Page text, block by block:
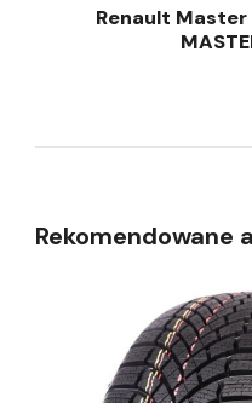
Renault Master
Rekomendowane